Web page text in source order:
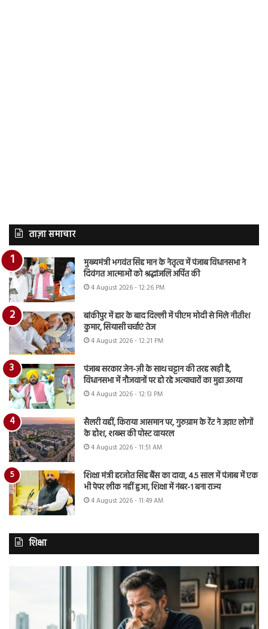
ताज़ा समाचार
मुख्यमंत्री भगवंत सिंह मान के नेतृत्व में पंजाब विधानसभा ने
दिवंगत आत्माओं को श्रद्धांजलि अर्पित की
4 August 2026 - 12:26 PM
बांकीपुर में हार के बाद दिल्ली में पीएम मोदी से मिले नीतीश
कुमार, सियासी चर्चाएं तेज
4 August 2026 - 12:21 PM
पंजाब सरकार जेन-ज़ी के साथ चट्टान की तरह खड़ी है,
विधानसभा में नौजवानों पर हो रहे अत्याचारों का मुद्दा उठाया
4 August 2026 - 12:13 PM
सैलरी वहीं, किराया आसमान पर, गुरुग्राम के रेंट ने उड़ाए लोगों
के होश, शख्स की पोस्ट वायरल
4 August 2026 - 11:51 AM
शिक्षा मंत्री हरजोत सिंह बैंस का दावा, 4.5 साल में पंजाब में एक
भी पेपर लीक नहीं हुआ, शिक्षा में नंबर-1 बना राज्य
4 August 2026 - 11:49 AM
शिक्षा